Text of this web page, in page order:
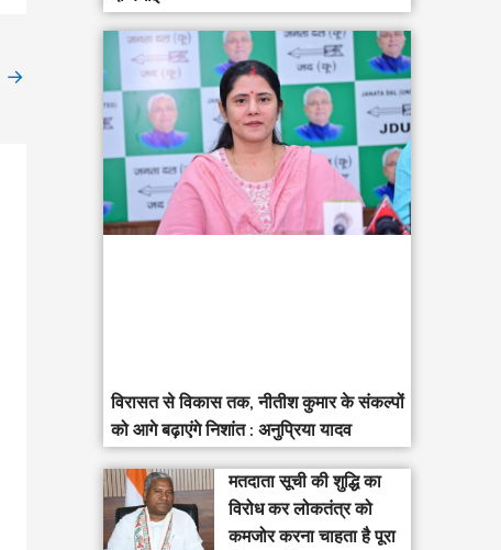
→
विरासत से विकास तक, नीतीश कुमार के संकल्पों
को आगे बढ़ाएंगे निशांत : अनुप्रिया यादव
मतदाता सूची की शुद्धि का
विरोध कर लोकतंत्र को
कमजोर करना चाहता है पूरा